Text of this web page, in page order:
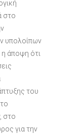
στο
υπολοίπων
άποψη ότι
του
στο
για την